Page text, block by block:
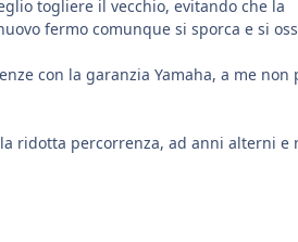
togliere il vecchio, evitando che la
fermo comunque si sporca e si
con la garanzia Yamaha, a me non
ridotta percorrenza, ad anni alterni e